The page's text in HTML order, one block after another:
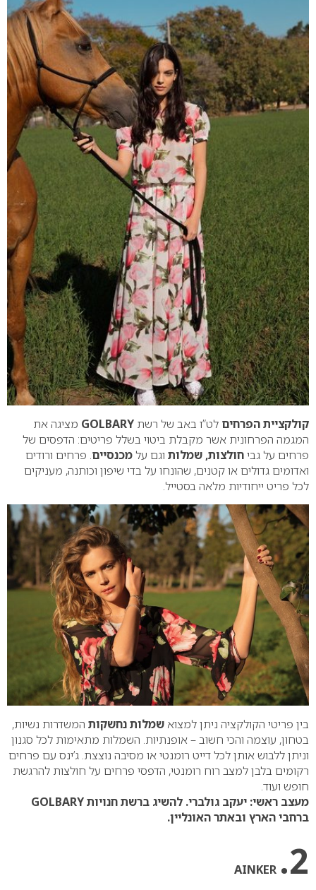
קולקציית הפרחים לט”ו באב של רשת GOLBARY מציגה את
המגמה הפרחונית אשר מקבלת ביטוי בשלל פריטים: הדפסים של
פרחים על גביחולצות, שמלות וגם עלמכנסיים. פרחים ורודים
ואדומים גדולים או קטנים, שהונחו על בדי שיפון וכותנה, מעניקים
לכל פריט ייחודיות מלאה בסטייל.
בין פריטי הקולקציה ניתן למצוא שמלות נחשקות המשדרות נשיות,
בטחון, עוצמה והכי חשוב – אופנתיות. השמלות מתאימות לכל סגנון
וניתן ללבוש אותן לכל דייט רומנטי או מסיבה נוצצת. ג’ינס עם פרחים
רקומים בלבן למצב רוח רומנטי, הדפסי פרחים על חולצות להרגשת
חופש ועוד.
מעצב ראשי: יעקב גולברי. להשיג ברשת חנויות GOLBARY
ברחבי הארץ ובאתר האונליין.
2.